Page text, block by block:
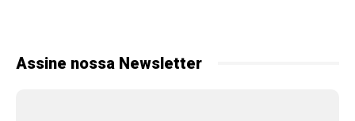
Assine nossa Newsletter